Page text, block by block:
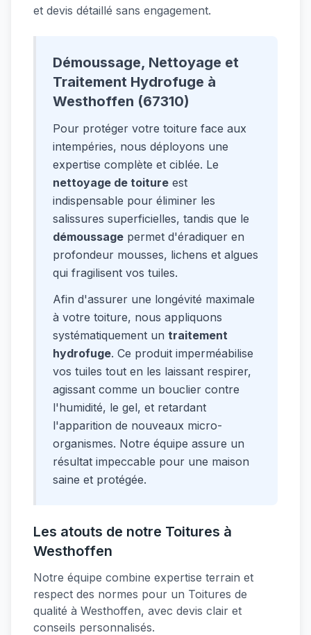
et devis détaillé sans engagement.
Démoussage, Nettoyage et
Traitement Hydrofuge à
Westhoffen (67310)
Pour protéger votre toiture face aux
intempéries, nous déployons une
expertise complète et ciblée. Le
nettoyage de toiture est
indispensable pour éliminer les
salissures superficielles, tandis que le
démoussage permet d'éradiquer en
profondeur mousses, lichens et algues
qui fragilisent vos tuiles.
Afin d'assurer une longévité maximale
à votre toiture, nous appliquons
systématiquement un traitement
hydrofuge. Ce produit imperméabilise
vos tuiles tout en les laissant respirer,
agissant comme un bouclier contre
l'humidité, le gel, et retardant
l'apparition de nouveaux micro-
organismes. Notre équipe assure un
résultat impeccable pour une maison
saine et protégée.
Les atouts de notre Toitures à
Westhoffen
Notre équipe combine expertise terrain et
respect des normes pour un Toitures de
qualité à Westhoffen, avec devis clair et
conseils personnalisés.